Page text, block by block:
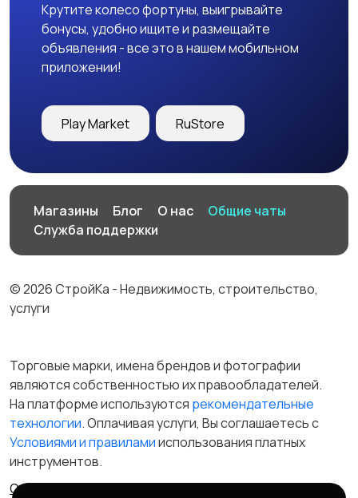
Крутите колесо фортуны, выигрывайте
бонусы, удобно ищите и размещайте
объявления - все это в нашем мобильном
приложении!
Play Market RuStore
Магазины Блог О нас
Общие чаты
Служба поддержки
© 2026 СтройКа - Недвижимость, строительство,
услуги
Торговые марки, имена брендов и фотографии
являются собственностью их правообладателей.
На платформе используются рекомендательные
технологии. Оплачивая услуги, Вы соглашаетесь c
Условиями и правиламииспользования платных
инструментов.
Отказ от ответственности
Правила сервиса